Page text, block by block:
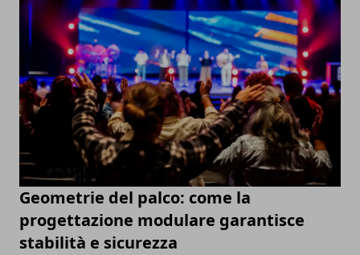
Geometrie del palco: come la
progettazione modulare garantisce
stabilità e sicurezza